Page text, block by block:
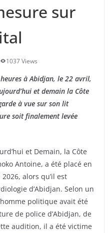
sur
1037 Views
à Abidjan, le 22 avril,
et demain la Côte
à vue sur son lit
soit finalement levée
et Demain, la Côte
Antoine, a été placé en
alors qu’il est
d’Abidjan. Selon un
politique avait été
de police d’Abidjan, de
audition, il a été victime